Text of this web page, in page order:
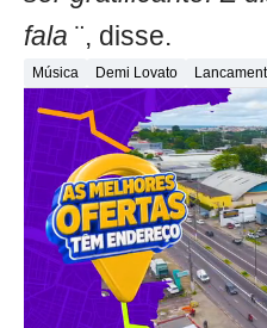
fala ¨, disse.
Música Demi Lovato